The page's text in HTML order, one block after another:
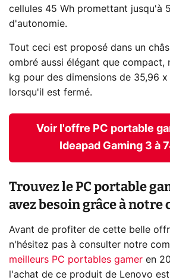
cellules 45 Wh promettant jusqu'à
d'autonomie.
Tout ceci est proposé dans un
ombré aussi élégant que compact,
kg pour des dimensions de 35,96 x
lorsqu'il est fermé.
Voir l'offre PC portable
Ideapad Gaming 3 à
Trouvez le PC portable
avez besoin grâce à
Avant de profiter de cette belle
n'hésitez pas à consulter notre
meilleurs PC portables gamer en
l'achat de ce produit de Lenovo